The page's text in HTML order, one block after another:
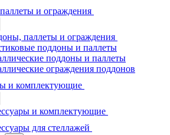
и ограждения
паллеты и ограждения
поддоны и паллеты
поддоны и паллеты
ограждения поддонов
и комплектующие
и комплектующие
для стеллажей